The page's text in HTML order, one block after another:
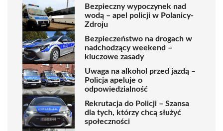
Bezpieczny wypoczynek nad
wodą – apel policji w Polanicy-
Zdroju
Bezpieczeństwo na drogach w
nadchodzący weekend –
kluczowe zasady
Uwaga na alkohol przed jazdą –
Policja apeluje o
odpowiedzialność
Rekrutacja do Policji – Szansa
dla tych, którzy chcą służyć
społeczności